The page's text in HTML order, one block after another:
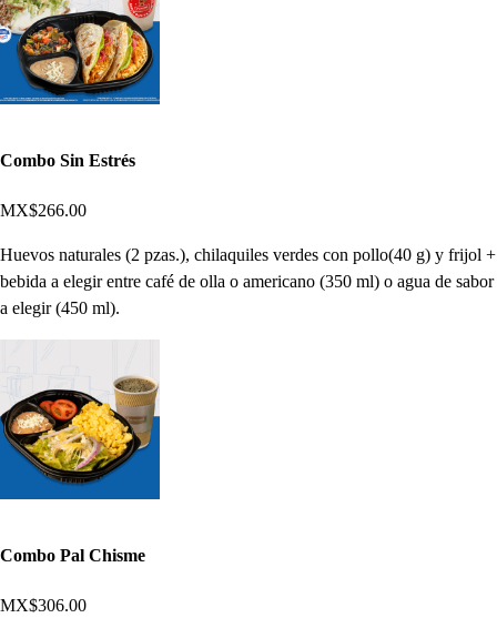
Combo Sin Estrés
MX$266.00
Huevos naturales (2 pzas.), chilaquiles verdes con pollo(40 g) y frijol +
bebida a elegir entre café de olla o americano (350 ml) o agua de sabor
a elegir (450 ml).
Combo Pal Chisme
MX$306.00